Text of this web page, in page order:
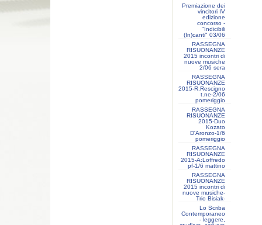
Premiazione dei
vincitori IV
edizione
concorso -
"Indicibili
(In)canti" 03/06
RASSEGNA
RISUONANZE
2015 incontri di
nuove musiche
2/06 sera
RASSEGNA
RISUONANZE
2015-R.Rescigno
t.ne-2/06
pomeriggio
RASSEGNA
RISUONANZE
2015-Duo
Kozato
D'Aronzo-1/6
pomeriggio
RASSEGNA
RISUONANZE
2015-A:Loffredo
pf-1/6 mattino
RASSEGNA
RISUONANZE
2015 incontri di
nuove musiche-
Trio Bisiak-
Lo Scriba
Contemporaneo
- leggere,